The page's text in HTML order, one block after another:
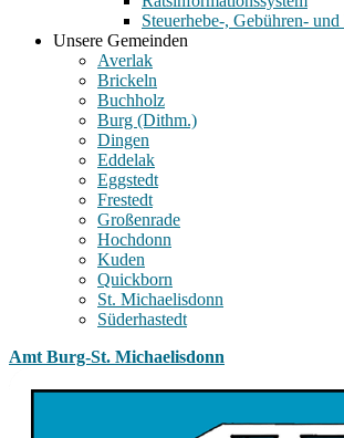
Steuerhebe-, Gebühren- und
Unsere Gemeinden
Averlak
Brickeln
Buchholz
Burg (Dithm.)
Dingen
Eddelak
Eggstedt
Frestedt
Großenrade
Hochdonn
Kuden
Quickborn
St. Michaelisdonn
Süderhastedt
Amt Burg-St. Michaelisdonn